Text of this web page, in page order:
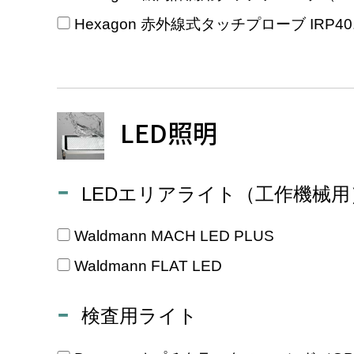
Hexagon 赤外線式タッチプローブ
LED照明
LEDエリアライト（工作機械用
Waldmann MACH LED PLUS
Waldmann FLAT LED
検査用ライト